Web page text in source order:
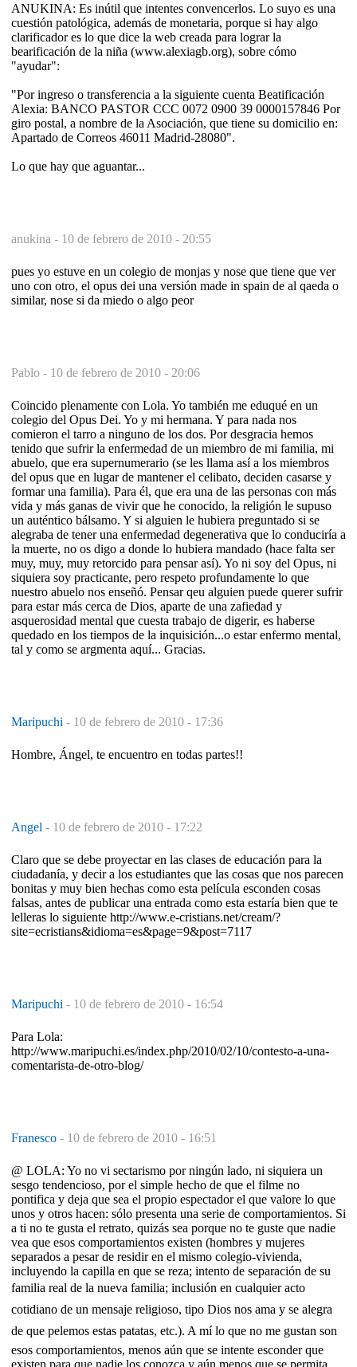
ANUKINA: Es inútil que intentes convencerlos. Lo suyo es una
cuestión patológica, además de monetaria, porque si hay algo
clarificador es lo que dice la web creada para lograr la
bearificación de la niña (www.alexiagb.org), sobre cómo
"ayudar":
"Por ingreso o transferencia a la siguiente cuenta Beatificación
Alexia: BANCO PASTOR CCC 0072 0900 39 0000157846 Por
giro postal, a nombre de la Asociación, que tiene su domicilio en:
Apartado de Correos 46011 Madrid-28080".
Lo que hay que aguantar...
anukina - 10 de febrero de 2010 - 20:55
pues yo estuve en un colegio de monjas y nose que tiene que ver
uno con otro, el opus dei una versión made in spain de al qaeda o
similar, nose si da miedo o algo peor
Pablo - 10 de febrero de 2010 - 20:06
Coincido plenamente con Lola. Yo también me eduqué en un
colegio del Opus Dei. Yo y mi hermana. Y para nada nos
comieron el tarro a ninguno de los dos. Por desgracia hemos
tenido que sufrir la enfermedad de un miembro de mi familia, mi
abuelo, que era supernumerario (se les llama así a los miembros
del opus que en lugar de mantener el celibato, deciden casarse y
formar una familia). Para él, que era una de las personas con más
vida y más ganas de vivir que he conocido, la religión le supuso
un auténtico bálsamo. Y si alguien le hubiera preguntado si se
alegraba de tener una enfermedad degenerativa que lo conduciría a
la muerte, no os digo a donde lo hubiera mandado (hace falta ser
muy, muy, muy retorcido para pensar así). Yo ni soy del Opus, ni
siquiera soy practicante, pero respeto profundamente lo que
nuestro abuelo nos enseñó. Pensar qeu alguien puede querer sufrir
para estar más cerca de Dios, aparte de una zafiedad y
asquerosidad mental que cuesta trabajo de digerir, es haberse
quedado en los tiempos de la inquisición...o estar enfermo mental,
tal y como se argmenta aquí... Gracias.
Maripuchi - 10 de febrero de 2010 - 17:36
Hombre, Ángel, te encuentro en todas partes!!
Angel - 10 de febrero de 2010 - 17:22
Claro que se debe proyectar en las clases de educación para la
ciudadanía, y decir a los estudiantes que las cosas que nos parecen
bonitas y muy bien hechas como esta película esconden cosas
falsas, antes de publicar una entrada como esta estaría bien que te
lelleras lo siguiente http://www.e-cristians.net/cream/?
site=ecristians&idioma=es&page=9&post=7117
Maripuchi - 10 de febrero de 2010 - 16:54
Para Lola:
http://www.maripuchi.es/index.php/2010/02/10/contesto-a-una-
comentarista-de-otro-blog/
Franesco - 10 de febrero de 2010 - 16:51
@ LOLA: Yo no vi sectarismo por ningún lado, ni siquiera un
sesgo tendencioso, por el simple hecho de que el filme no
pontifica y deja que sea el propio espectador el que valore lo que
unos y otros hacen: sólo presenta una serie de comportamientos. Si
a ti no te gusta el retrato, quizás sea porque no te guste que nadie
vea que esos comportamientos existen (hombres y mujeres
separados a pesar de residir en el mismo colegio-vivienda,
incluyendo la capilla en que se reza; intento de separación de su
familia real de la nueva familia; inclusión en cualquier acto
cotidiano de un mensaje religioso, tipo Dios nos ama y se alegra
de que pelemos estas patatas, etc.). A mí lo que no me gustan son
esos comportamientos, menos aún que se intente esconder que
existen para que nadie los conozca y aún menos que se permita